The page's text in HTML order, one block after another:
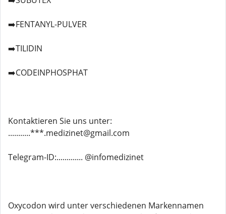
➡️FENTANYL-PULVER
➡️TILIDIN
➡️CODEINPHOSPHAT
Kontaktieren Sie uns unter:
...........***.medizinet@gmail.com
Telegram-ID:............. @infomedizinet
Oxycodon wird unter verschiedenen Markennamen